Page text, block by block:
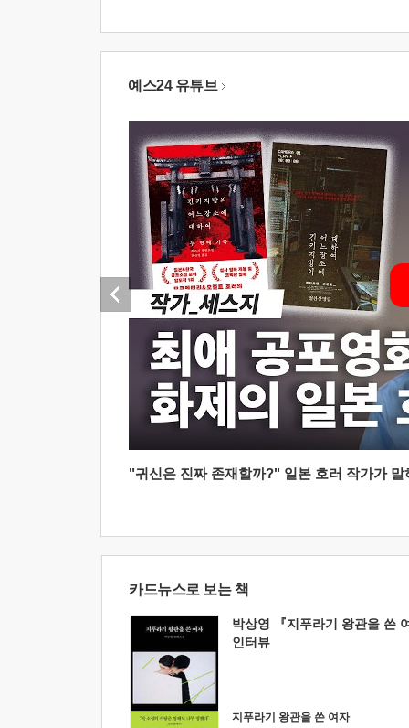
예스24 유튜브
"귀신은 진짜 존재할까?" 일본 호러 작가가
카드뉴스로 보는 책
박상영 『지푸라기 왕관을 쓴
인터뷰
지푸라기 왕관을 쓴 여자